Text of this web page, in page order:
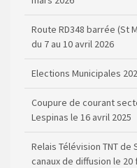
Route RD348 barrée (St
du 7 au 10 avril 2026
Elections Municipales
Coupure de courant
Lespinas le 16 avril 2025
Relais Télévision TNT
canaux de diffusion le 20